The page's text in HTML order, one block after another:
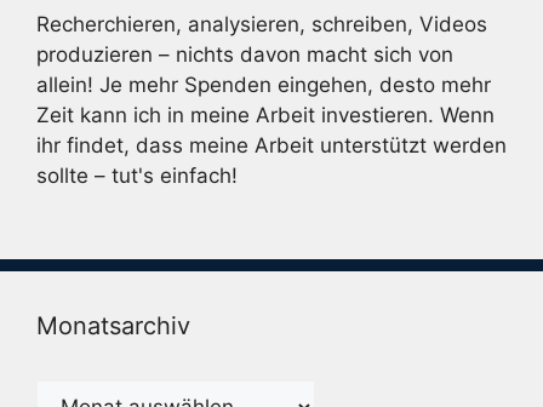
Recherchieren, analysieren, schreiben, Videos
produzieren – nichts davon macht sich von
allein! Je mehr Spenden eingehen, desto mehr
Zeit kann ich in meine Arbeit investieren. Wenn
ihr findet, dass meine Arbeit unterstützt werden
sollte – tut's einfach!
Monatsarchiv
Monatsarchiv